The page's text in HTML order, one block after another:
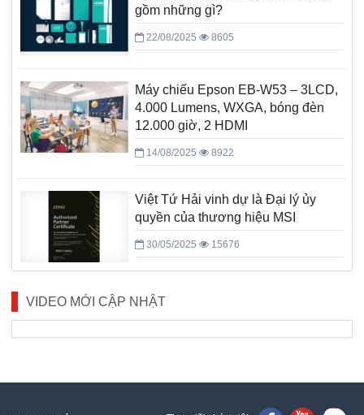
gồm những gì?
22/08/2025 8605
Máy chiếu Epson EB-W53 – 3LCD,
4.000 Lumens, WXGA, bóng đèn
12.000 giờ, 2 HDMI
14/08/2025 8922
Việt Tứ Hải vinh dự là Đại lý ủy
quyền của thương hiệu MSI
30/05/2025 15676
VIDEO MỚI CẬP NHẬT